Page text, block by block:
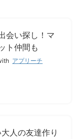
会い探し！マ
ト仲間も
アプリーチ
人の友達作り